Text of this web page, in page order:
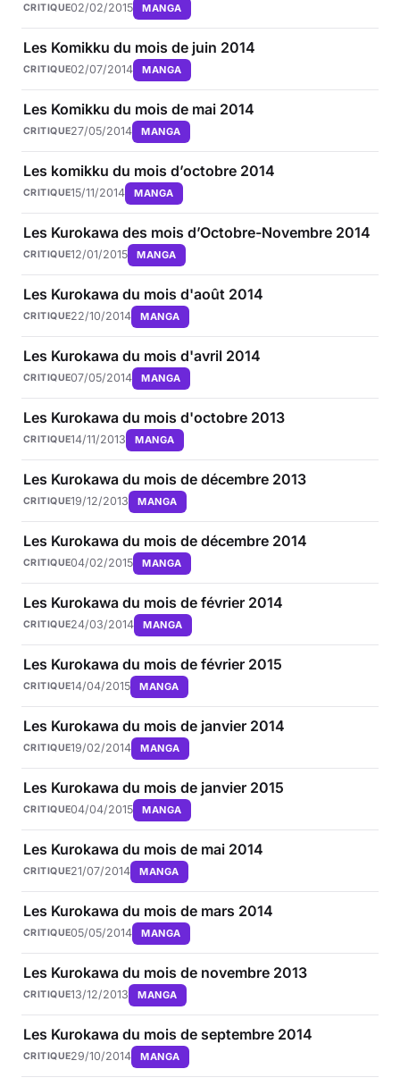
CRITIQUE02/02/2015 MANGA
Les Komikku du mois de juin 2014
CRITIQUE02/07/2014 MANGA
Les Komikku du mois de mai 2014
CRITIQUE27/05/2014 MANGA
Les komikku du mois d’octobre 2014
CRITIQUE15/11/2014 MANGA
Les Kurokawa des mois d’Octobre-Novembre 2014
CRITIQUE12/01/2015 MANGA
Les Kurokawa du mois d'août 2014
CRITIQUE22/10/2014 MANGA
Les Kurokawa du mois d'avril 2014
CRITIQUE07/05/2014 MANGA
Les Kurokawa du mois d'octobre 2013
CRITIQUE14/11/2013 MANGA
Les Kurokawa du mois de décembre 2013
CRITIQUE19/12/2013 MANGA
Les Kurokawa du mois de décembre 2014
CRITIQUE04/02/2015 MANGA
Les Kurokawa du mois de février 2014
CRITIQUE24/03/2014 MANGA
Les Kurokawa du mois de février 2015
CRITIQUE14/04/2015 MANGA
Les Kurokawa du mois de janvier 2014
CRITIQUE19/02/2014 MANGA
Les Kurokawa du mois de janvier 2015
CRITIQUE04/04/2015 MANGA
Les Kurokawa du mois de mai 2014
CRITIQUE21/07/2014 MANGA
Les Kurokawa du mois de mars 2014
CRITIQUE05/05/2014 MANGA
Les Kurokawa du mois de novembre 2013
CRITIQUE13/12/2013 MANGA
Les Kurokawa du mois de septembre 2014
CRITIQUE29/10/2014 MANGA